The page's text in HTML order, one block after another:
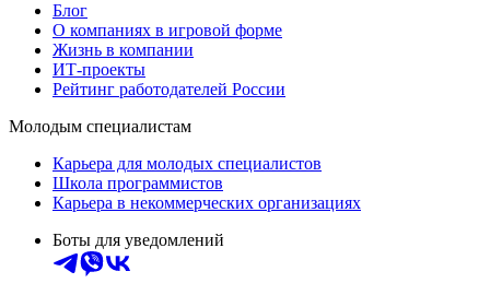
Блог
О компаниях в игровой форме
Жизнь в компании
ИТ-проекты
Рейтинг работодателей России
Молодым специалистам
Карьера для молодых специалистов
Школа программистов
Карьера в некоммерческих организациях
Боты для уведомлений